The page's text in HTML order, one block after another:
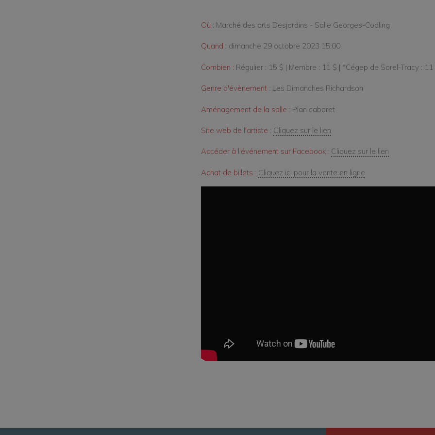
Où : Marché des arts Desjardins - Salle Georges-Codling
Quand : dimanche 29 octobre 2023 15:00
Combien : Régulier : 15 $ | Membre : 11 $ | *Cégep de Sorel-Tracy : 11
Genre d'évènement : Les Dimanches Richardson
Aménagement de la salle : Plan cabaret
Site web de l'artiste : Cliquez sur le lien
Accéder à l'événement sur Facebook : Cliquez sur le lien
Achat de billets : Cliquez ici pour la vente en ligne